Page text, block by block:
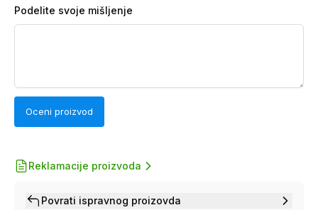
Podelite svoje mišljenje
Oceni proizvod
Reklamacije proizvoda
Povrati ispravnog proizovda